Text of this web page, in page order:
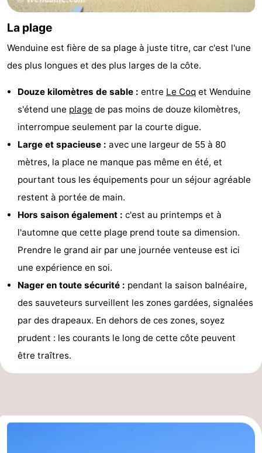
jeux
intérieures
Parcours
de
mini-
golf
Centres
de
bien-
être
Villages
&
villes
Nature
Sports
Piscines
-
Faire
vélo
Randonnée
Terrains
golf
-
Surfen
Equitation
Boire
manger
Événements
Pratiques
Forum
La plage
Wenduine est fière de sa plage à juste titre, car c'est l'une
des plus longues et des plus larges de la côte.
Douze kilomètres de sable : entre Le Coq et Wenduine
s'étend une plage de pas moins de douze kilomètres,
interrompue seulement par la courte digue.
Large et spacieuse : avec une largeur de 55 à 80
mètres, la place ne manque pas même en été, et
pourtant tous les équipements pour un séjour agréable
restent à portée de main.
Hors saison également : c'est au printemps et à
l'automne que cette plage prend toute sa dimension.
Prendre le grand air par une journée venteuse est ici
une expérience en soi.
Nager en toute sécurité : pendant la saison balnéaire,
des sauveteurs surveillent les zones gardées, signalées
par des drapeaux. En dehors de ces zones, soyez
prudent : les courants le long de cette côte peuvent
être traîtres.